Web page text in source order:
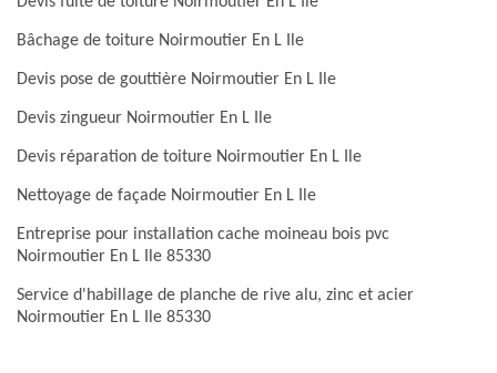
Bâchage de toiture Noirmoutier En L Ile
Devis pose de gouttière Noirmoutier En L Ile
Devis zingueur Noirmoutier En L Ile
Devis réparation de toiture Noirmoutier En L Ile
Nettoyage de façade Noirmoutier En L Ile
Entreprise pour installation cache moineau bois pvc
Noirmoutier En L Ile 85330
Service d'habillage de planche de rive alu, zinc et acier
Noirmoutier En L Ile 85330